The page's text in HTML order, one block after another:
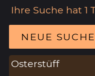
Ihre Suche hat 1
NEUE SUCHE
Osterstüff